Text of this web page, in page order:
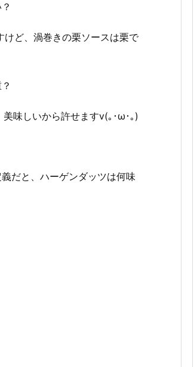
ど、渦巻きの栗ソースは栗で
味しいから許せますv(｡･ω･｡)
だと、ハーゲンダッツは何味